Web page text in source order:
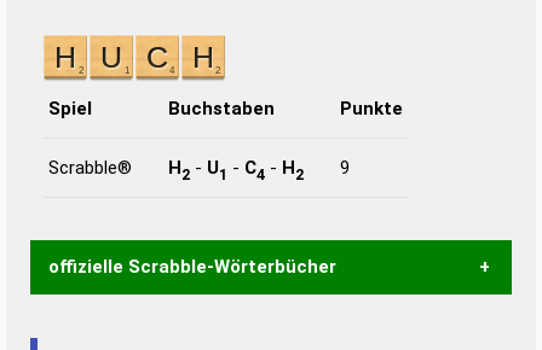
Spiel Buchstaben Punkte
Scrabble® H2 - U1 - C4 - H2 9
offizielle Scrabble-Wörterbücher